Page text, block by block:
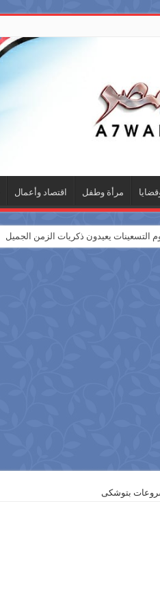
مرأة وطفل اقتصاد وأعمال
يعيدون ذكريات الزمن الجميل
بتوشكى